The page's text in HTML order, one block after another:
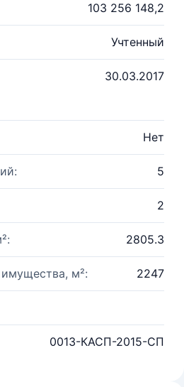
103 256 148,2
Учтенный
30.03.2017
Нет
5
2
2805.3
м²: 2247
0013-КАСП-2015-СП